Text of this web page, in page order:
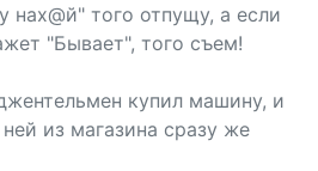
нах@й" того отпущу, а если
"Бывает", того съем!
купил машину, и
из магазина сразу же